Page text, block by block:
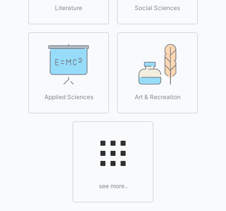
Literature Social Sciences
Applied Sciences Art & Recreation
see more..